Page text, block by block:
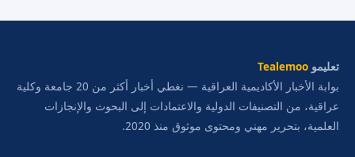
تعليمو Tealemoo
بوابة الأخبار الأكاديمية العراقية — نغطي أخبار أكثر من 20 جامعة وكلية
عراقية، من التصنيفات الدولية والاعتمادات إلى البحوث والإنجازات
العلمية، بتحرير مهني ومحتوى موثوق منذ 2020.